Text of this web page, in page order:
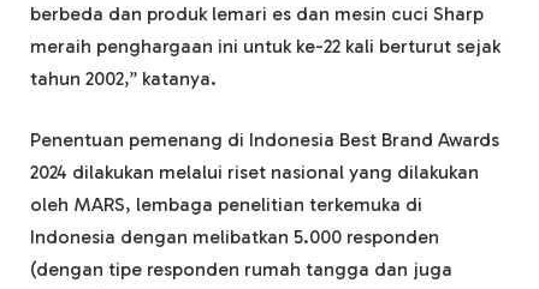
berbeda dan produk lemari es dan mesin cuci Sharp
meraih penghargaan ini untuk ke-22 kali berturut sejak
tahun 2002,” katanya.
Penentuan pemenang di Indonesia Best Brand Awards
2024 dilakukan melalui riset nasional yang dilakukan
oleh MARS, lembaga penelitian terkemuka di
Indonesia dengan melibatkan 5.000 responden
(dengan tipe responden rumah tangga dan juga